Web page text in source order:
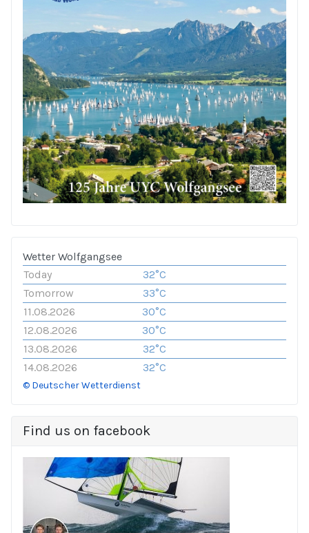
Wetter Wolfgangsee
Today
32°C
Tomorrow
33°C
11.08.2026
30°C
12.08.2026
30°C
13.08.2026
32°C
14.08.2026
32°C
© Deutscher Wetterdienst
Find us on facebook